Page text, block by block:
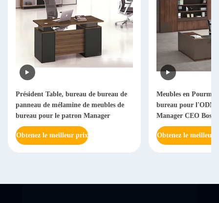
Président Table, bureau de bureau de
panneau de mélamine de meubles de
bureau pour le patron Manager
Obtenez le meilleur prix
Meubles en Pourme
bureau pour l'ODM
Manager CEO Boss
Obtenez le meilleur